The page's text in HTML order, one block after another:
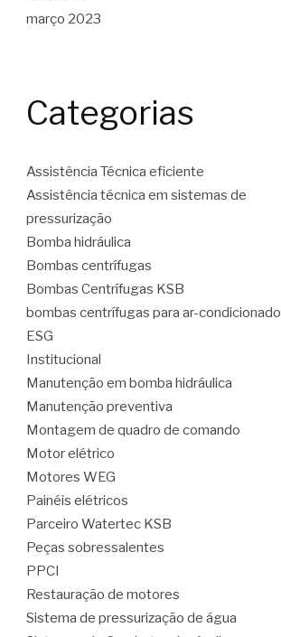
março 2023
Categorias
Assistência Técnica eficiente
Assistência técnica em sistemas de
pressurização
Bomba hidráulica
Bombas centrífugas
Bombas Centrífugas KSB
bombas centrífugas para ar-condicionado
ESG
Institucional
Manutenção em bomba hidráulica
Manutenção preventiva
Montagem de quadro de comando
Motor elétrico
Motores WEG
Painéis elétricos
Parceiro Watertec KSB
Peças sobressalentes
PPCI
Restauração de motores
Sistema de pressurização de água